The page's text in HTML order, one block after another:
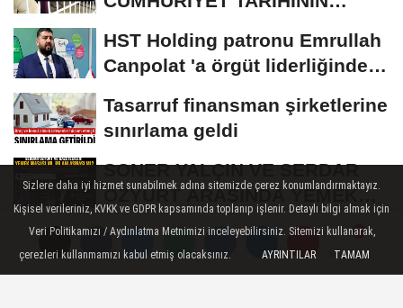
Yorumlar
Yorumlar
KİŞİ...
HST Holding patronu Emrullah
Canpolat 'a örgüt liderliğinden
Tasarruf finansman şirketlerine
sınırlama geldi
SONER YALÇIN VE SERDAR
ÖZYURT ARASINDA YEMEK
MASASI MI PR ANLAŞMASI...
ROK itirafçı oldu, Cem
Küçük'ün adını verdi!
Yorumlar
Sizlere daha iyi hizmet sunabilmek adına sitemizde çerez konumlandırmaktayız.
Kişisel verileriniz, KVKK ve GDPR kapsamında toplanıp işlenir. Detaylı bilgi almak için
Veri Politikamızı / Aydınlatma Metnimizi inceleyebilirsiniz. Sitemizi kullanarak,
çerezleri kullanmamızı kabul etmiş olacaksınız.
AYRINTILAR TAMAM